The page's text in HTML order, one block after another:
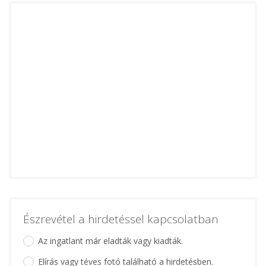
Észrevétel a hirdetéssel kapcsolatban
Az ingatlant már eladták vagy kiadták.
Elírás vagy téves fotó található a hirdetésben.